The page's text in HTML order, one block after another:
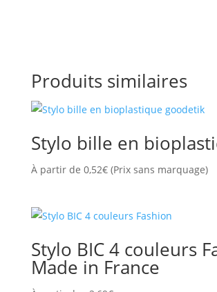
Produits similaires
Stylo bille en
À partir de 0,52€(Prix sans marquage)
Stylo BIC 4 couleurs
Made in France